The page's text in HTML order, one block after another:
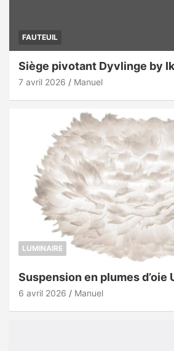
FAUTEUIL
Siège pivotant Dyvlinge by
7 avril 2026 Manuel
LUMINAIRE
Suspension en plumes d’oie
6 avril 2026 Manuel